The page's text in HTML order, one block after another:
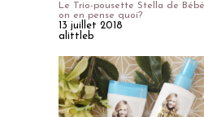
Le Trio-pousette Stella de
on en pense quoi?
13 juillet 2018
alittleb